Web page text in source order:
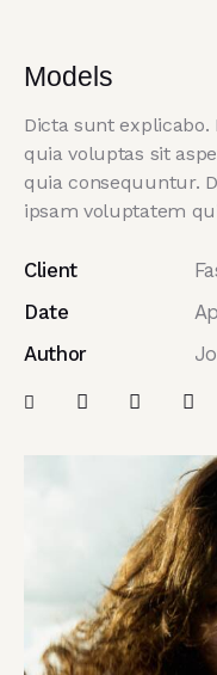
Models
Dicta sunt
quia voluptas sit
quia consequuntur.
ipsam voluptatem
Client
Date
Author